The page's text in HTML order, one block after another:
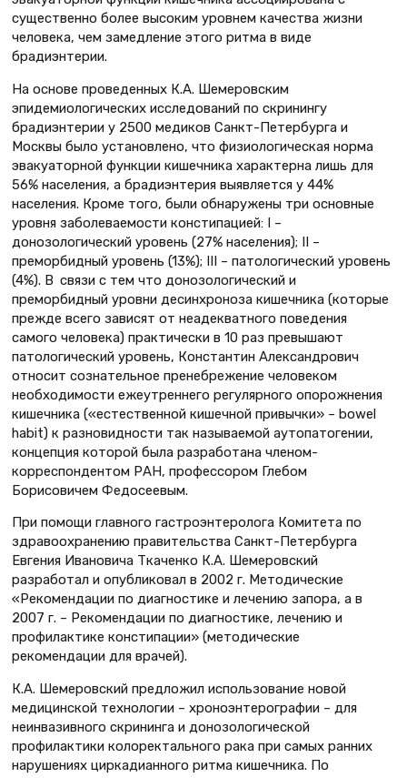
существенно более высоким уровнем качества жизни
человека, чем замедление этого ритма в виде
брадиэнтерии.
На основе проведенных К.А. Шемеровским
эпидемиологических исследований по скринингу
брадиэнтерии у 2500 медиков Санкт-Петербурга и
Москвы было установлено, что физиологическая норма
эвакуаторной функции кишечника характерна лишь для
56% населения, а брадиэнтерия выявляется у 44%
населения. Кроме того, были обнаружены три основные
уровня заболеваемости констипацией: I –
донозологический уровень (27% населения); II –
преморбидный уровень (13%); III – патологический уровень
(4%). В связи с тем что донозологический и
преморбидный уровни десинхроноза кишечника (которые
прежде всего зависят от неадекватного поведения
самого человека) практически в 10 раз превышают
патологический уровень, Константин Александрович
относит сознательное пренебрежение человеком
необходимости ежеутреннего регулярного опорожнения
кишечника («естественной кишечной привычки» – bowel
habit) к разновидности так называемой аутопатогении,
концепция которой была разработана членом-
корреспондентом РАН, профессором Глебом
Борисовичем Федосеевым.
При помощи главного гастроэнтеролога Комитета по
здравоохранению правительства Санкт-Петербурга
Евгения Ивановича Ткаченко К.А. Шемеровский
разработал и опубликовал в 2002 г. Методические
«Рекомендации по диагностике и лечению запора, а в
2007 г. – Рекомендации по диагностике, лечению и
профилактике констипации» (методические
рекомендации для врачей).
К.А. Шемеровский предложил использование новой
медицинской технологии – хроноэнтерографии – для
неинвазивного скрининга и донозологической
профилактики колоректального рака при самых ранних
нарушениях циркадианного ритма кишечника. По